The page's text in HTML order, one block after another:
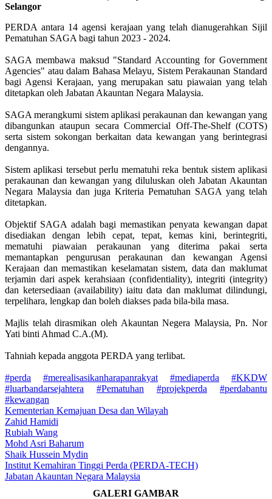
Selangor
PERDA antara 14 agensi kerajaan yang telah dianugerahkan Sijil
Pematuhan SAGA bagi tahun 2023 - 2024.
SAGA membawa maksud "Standard Accounting for Government
Agencies" atau dalam Bahasa Melayu, Sistem Perakaunan Standard
bagi Agensi Kerajaan, yang merupakan satu piawaian yang telah
ditetapkan oleh Jabatan Akauntan Negara Malaysia.
SAGA merangkumi sistem aplikasi perakaunan dan kewangan yang
dibangunkan ataupun secara Commercial Off-The-Shelf (COTS)
serta sistem sokongan berkaitan data kewangan yang berintegrasi
dengannya.
Sistem aplikasi tersebut perlu mematuhi reka bentuk sistem aplikasi
perakaunan dan kewangan yang diluluskan oleh Jabatan Akauntan
Negara Malaysia dan juga Kriteria Pematuhan SAGA yang telah
ditetapkan.
Objektif SAGA adalah bagi memastikan penyata kewangan dapat
disediakan dengan lebih cepat, tepat, kemas kini, berintegriti,
mematuhi piawaian perakaunan yang diterima pakai serta
memantapkan pengurusan perakaunan dan kewangan Agensi
Kerajaan dan memastikan keselamatan sistem, data dan maklumat
terjamin dari aspek kerahsiaan (confidentiality), integriti (integrity)
dan ketersediaan (availability) iaitu data dan maklumat dilindungi,
terpelihara, lengkap dan boleh diakses pada bila-bila masa.
Majlis telah dirasmikan oleh Akauntan Negera Malaysia, Pn. Nor
Yati binti Ahmad C.A.(M).
Tahniah kepada anggota PERDA yang terlibat.
#perda #merealisasikanharapanrakyat #mediaperda
#KKDW
#luarbandarsejahtera
#Pematuhan #projekperda
#perdabantu
#kewangan
Kementerian Kemajuan Desa dan Wilayah
Zahid Hamidi
Rubiah Wang
Mohd Asri Baharum
Shaik Hussein Mydin
Institut Kemahiran Tinggi Perda (PERDA-TECH)
Jabatan Akauntan Negara Malaysia
GALERI GAMBAR